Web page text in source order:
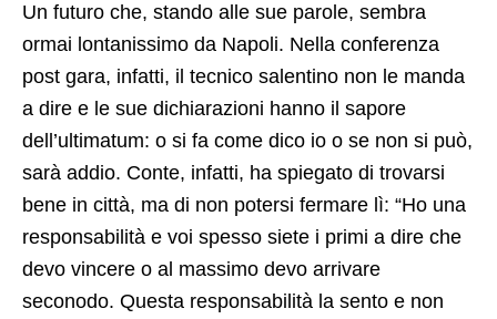
Un futuro che, stando alle sue parole, sembra
ormai lontanissimo da Napoli. Nella conferenza
post gara, infatti, il tecnico salentino non le manda
a dire e le sue dichiarazioni hanno il sapore
dell’ultimatum: o si fa come dico io o se non si può,
sarà addio. Conte, infatti, ha spiegato di trovarsi
bene in città, ma di non potersi fermare lì: “Ho una
responsabilità e voi spesso siete i primi a dire che
devo vincere o al massimo devo arrivare
seconodo. Questa responsabilità la sento e non